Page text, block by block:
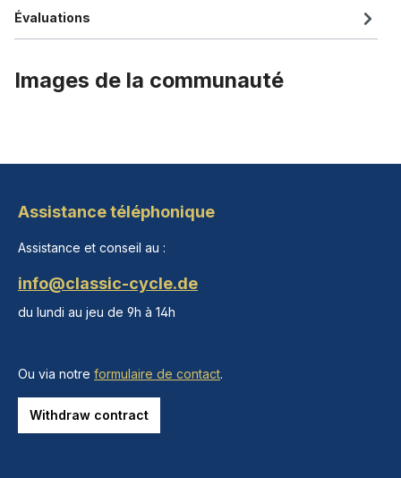
Évaluations
Images de la communauté
Assistance téléphonique
Assistance et conseil au :
info@classic-cycle.de
du lundi au jeu de 9h à 14h
Ou via notre formulaire de contact.
Withdraw contract